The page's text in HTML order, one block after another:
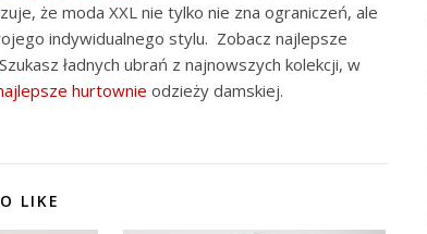
że moda XXL nie tylko nie zna ograniczeń, ale
indywidualnego stylu. Zobacz najlepsze
ładnych ubrań z najnowszych kolekcji, w
hurtownie odzieży damskiej.
LIKE